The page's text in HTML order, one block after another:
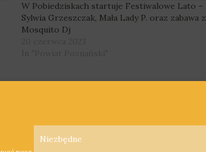
Niezbędne
W Pobiedziskach startuje Festiwalowe Lato –
Sylwia Grzeszczak, Mała Lady P. oraz zabawa z
Mosquito Dj